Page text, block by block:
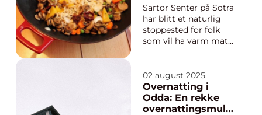
norsk historie, men
passer l...
Sartor Senter på Sotra
har blitt et naturlig
stoppested for folk
som vil ha varm mat
takeaway i Sartor når
tiden er knapp og
sulten melder seg.
Utvalget dekker både
02 august 2025
Overnatting i
Odda: En rekke
overnattingsmuli